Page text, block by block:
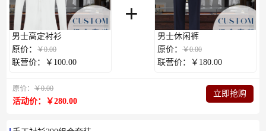
男士高定衬衫
原价：￥0.00
联营价：￥100.00
+
男士休闲裤
原价：￥0.00
联营价：￥180.00
原价：￥0.00
活动价：￥280.00
立即抢购